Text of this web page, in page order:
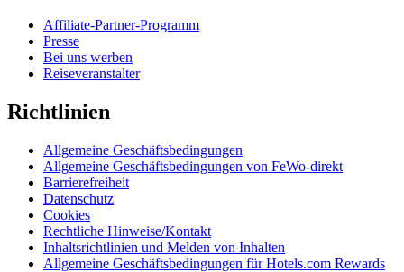
Affiliate-Partner-Programm
Presse
Bei uns werben
Reiseveranstalter
Richtlinien
Allgemeine Geschäftsbedingungen
Allgemeine Geschäftsbedingungen von FeWo-direkt
Barrierefreiheit
Datenschutz
Cookies
Rechtliche Hinweise/Kontakt
Inhaltsrichtlinien und Melden von Inhalten
Allgemeine Geschäftsbedingungen für Hotels.com Rewards